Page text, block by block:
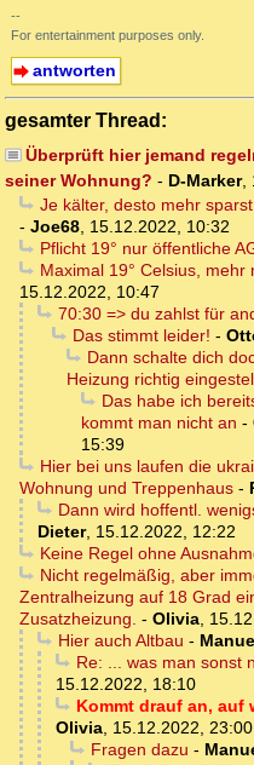
--
For entertainment purposes only.
antworten
gesamter Thread:
Überprüft hier jemand
seiner Wohnung? - D-Marker,
Je kälter, desto mehr
- Joe68, 15.12.2022, 10:32
Pflicht 19° nur öffentliche
Maximal 19° Celsius, mehr
15.12.2022, 10:47
70:30 => du zahlst für
Das stimmt leider! -
Dann schalte dich
Heizung richtig
Das habe ich
kommt man nicht an -
15:39
Hier bei uns laufen die
Wohnung und Treppenhaus -
Dann wird hoffentl.
Dieter, 15.12.2022, 12:22
Keine Regel ohne
Nicht regelmäßig, aber
Zentralheizung auf 18 Grad
Zusatzheizung. - Olivia,
Hier auch Altbau -
Re: ... was man sonst
15.12.2022, 18:10
Kommt drauf an, auf
Olivia, 15.12.2022, 23:00
Fragen dazu -